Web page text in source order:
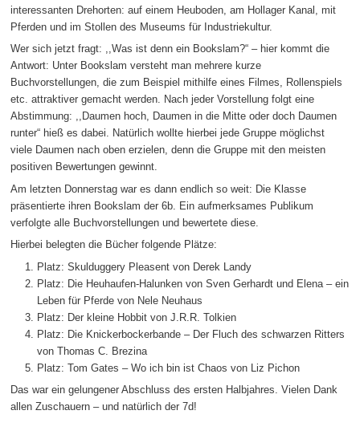
interessanten Drehorten: auf einem Heuboden, am Hollager Kanal, mit
Pferden und im Stollen des Museums für Industriekultur.
Wer sich jetzt fragt: ,,Was ist denn ein Bookslam?“ – hier kommt die
Antwort: Unter Bookslam versteht man mehrere kurze
Buchvorstellungen, die zum Beispiel mithilfe eines Filmes, Rollenspiels
etc. attraktiver gemacht werden. Nach jeder Vorstellung folgt eine
Abstimmung: ,,Daumen hoch, Daumen in die Mitte oder doch Daumen
runter“ hieß es dabei. Natürlich wollte hierbei jede Gruppe möglichst
viele Daumen nach oben erzielen, denn die Gruppe mit den meisten
positiven Bewertungen gewinnt.
Am letzten Donnerstag war es dann endlich so weit: Die Klasse
präsentierte ihren Bookslam der 6b. Ein aufmerksames Publikum
verfolgte alle Buchvorstellungen und bewertete diese.
Hierbei belegten die Bücher folgende Plätze:
Platz: Skulduggery Pleasent von Derek Landy
Platz: Die Heuhaufen-Halunken von Sven Gerhardt und Elena – ein
Leben für Pferde von Nele Neuhaus
Platz: Der kleine Hobbit von J.R.R. Tolkien
Platz: Die Knickerbockerbande – Der Fluch des schwarzen Ritters
von Thomas C. Brezina
Platz: Tom Gates – Wo ich bin ist Chaos von Liz Pichon
Das war ein gelungener Abschluss des ersten Halbjahres. Vielen Dank
allen Zuschauern – und natürlich der 7d!